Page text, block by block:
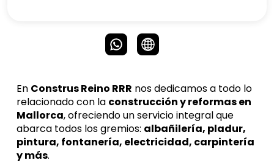
En Construs Reino RRR nos dedicamos a todo lo
relacionado con la construcción y reformas en
Mallorca, ofreciendo un servicio integral que
abarca todos los gremios: albañilería, pladur,
pintura, fontanería, electricidad, carpintería
y más.